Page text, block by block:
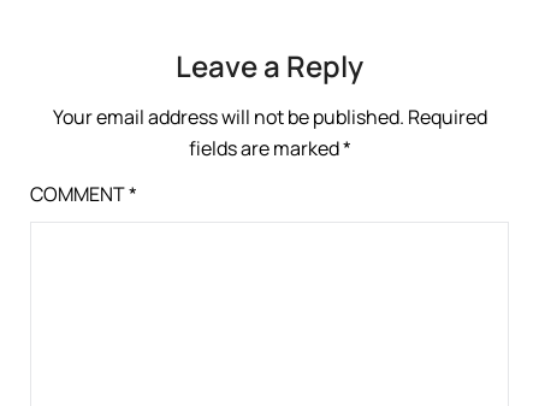
Leave a Reply
Your email address will not be published. Required
fields are marked*
COMMENT*